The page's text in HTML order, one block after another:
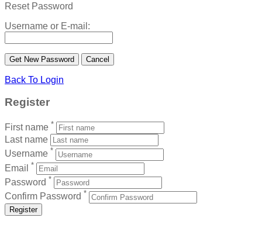
Reset Password
Username or E-mail:
Back To Login
Register
First name *
Last name
Username *
Email *
Password *
Confirm Password *
Register